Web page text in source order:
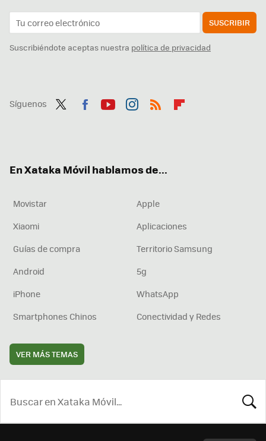
SUSCRIBIR
Suscribiéndote aceptas nuestra política de privacidad
Síguenos
En Xataka Móvil hablamos de...
Movistar
Apple
Xiaomi
Aplicaciones
Guías de compra
Territorio Samsung
Android
5g
iPhone
WhatsApp
Smartphones Chinos
Conectividad y Redes
VER MÁS TEMAS